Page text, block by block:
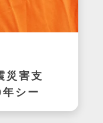
災害支
シー
イン